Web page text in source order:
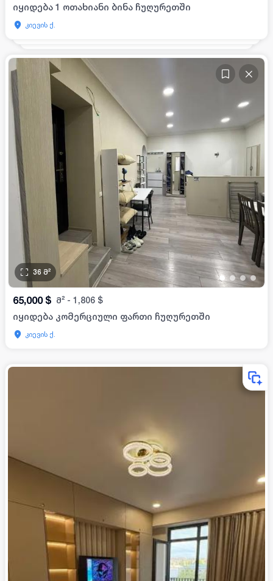
იყიდება 1 ოთახიანი ბინა ჩუღურეთში
კიევის ქ.
••••
36 მ²
65,000 $ მ² - 1,806 $
იყიდება კომერციული ფართი ჩუღურეთში
კიევის ქ.